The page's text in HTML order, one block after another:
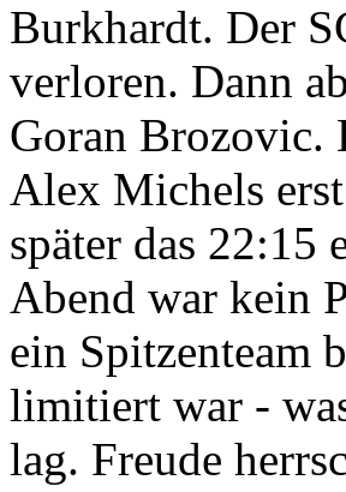
Burkhardt. Der
verloren. Dann
Goran Brozovic.
Alex Michels erst
später das 22:15
Abend war kein
ein Spitzenteam
limitiert war -
lag. Freude